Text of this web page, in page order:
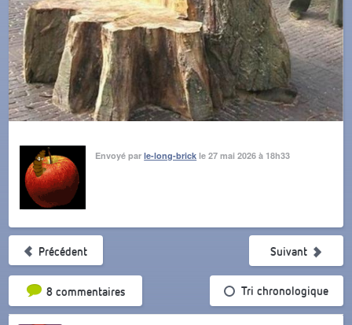
Envoyé parle-long-brick le 27 mai 2026 à 18h33
Précédent
8 commentairesTri par popularité Tri chronologique
Suivant